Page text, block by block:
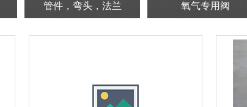
管件，弯头，法兰 氧气专用阀
旋塞阀 流量计系列